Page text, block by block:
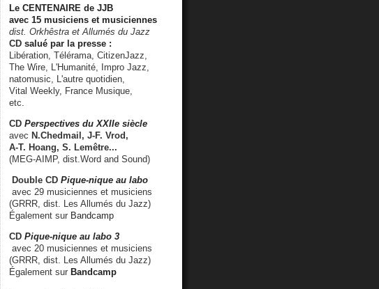
Le CENTENAIRE de JJB
avec 15 musiciens et musiciennes
dist. Orkhêstra et Allumés du Jazz
CD salué par la presse :
Libération, Télérama, CitizenJazz,
The Wire, L'Humanité, Impro Jazz,
natomusic, L'autre quotidien,
Vital Weekly, France Musique,
etc.
CD Perspectives du XXIIe siècle
avec N.Chedmail, J-F. Vrod,
A-T. Hoang, S. Lemêtre...
(MEG-AIMP, dist.Word and Sound)
Double CD Pique-nique au labo
avec 29 musiciennes et musiciens
(GRRR, dist. Les Allumés du Jazz)
Également sur Bandcamp
CD Pique-nique au labo 3
avec 20 musiciennes et musiciens
(GRRR, dist. Les Allumés du Jazz)
Également sur Bandcamp